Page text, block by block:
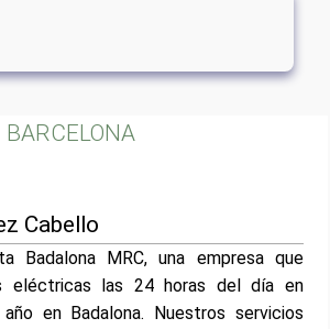
Cabello
Badalona MRC, una empresa que
eléctricas las 24 horas del día en
en Badalona. Nuestros servicios